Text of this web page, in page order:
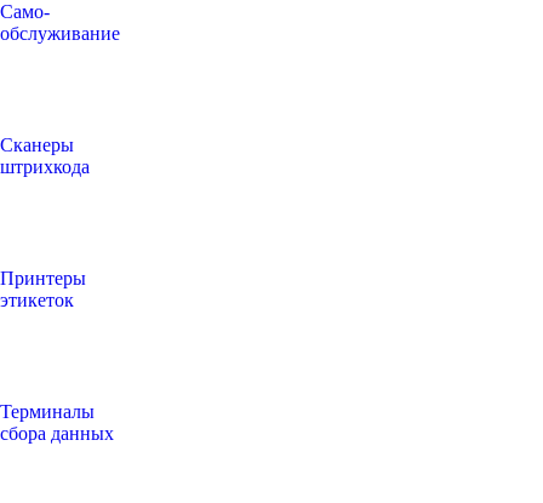
Само-
обслуживание
Сканеры
штрихкода
Принтеры
этикеток
Терминалы
сбора данных